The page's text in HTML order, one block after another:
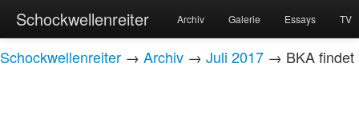
Schockwellenreiter Archiv Galerie Essays TV
Schockwellenreiter → Archiv → Juli 2017 → BKA findet